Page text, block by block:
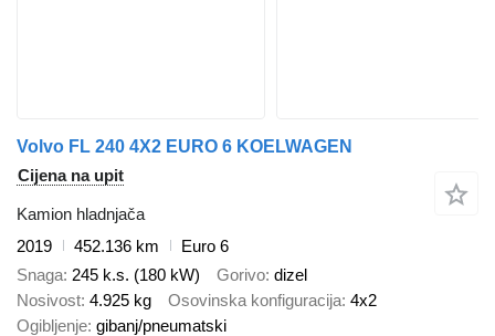
Volvo FL 240 4X2 EURO 6 KOELWAGEN
Cijena na upit
Kamion hladnjača
2019
452.136 km
Euro 6
Snaga 245 k.s. (180 kW) Gorivo dizel
Nosivost 4.925 kg Osovinska konfiguracija 4x2
Ogibljenje gibanj/pneumatski